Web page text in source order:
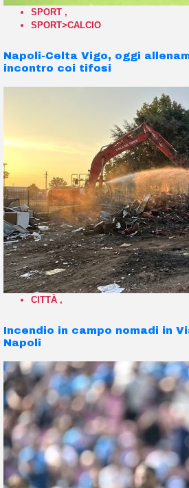
SPORT ,
SPORT>CALCIO
Napoli-Celta Vigo, oggi
incontro coi tifosi
CITTÀ ,
Incendio in campo nomadi in
Napoli